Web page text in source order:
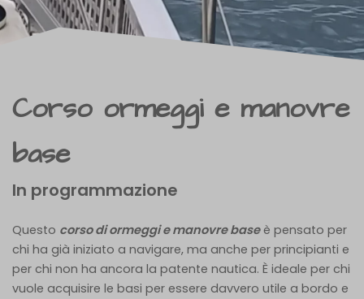
Corso ormeggi e manovre
base
In programmazione
Questo corso di ormeggi e manovre baseè pensato per
chi ha già iniziato a navigare, ma anche per principianti e
per chi non ha ancora la patente nautica. È ideale per chi
vuole acquisire le basi per essere davvero utile a bordo e